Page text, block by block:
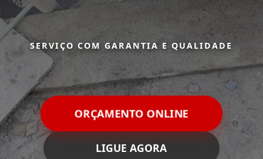
SERVIÇO COM GARANTIA E QUALIDADE
ORÇAMENTO ONLINE
LIGUE AGORA